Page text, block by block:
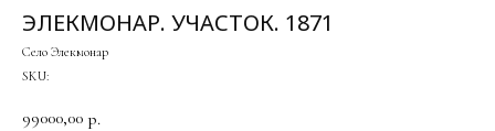
ЭЛЕКМОНАР. УЧАСТОК. 1871
Село Элекмонар
SKU:
99000,00 р.